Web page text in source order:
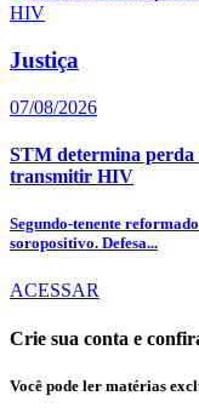
Justiça
07/08/2026
STM determina perda
transmitir HIV
Segundo-tenente
soropositivo. Defesa...
ACESSAR
Crie sua conta e
Você pode ler matérias